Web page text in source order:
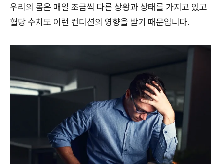
우리의 몸은 매일 조금씩 다른 상황과 상태를 가지고 있고
혈당 수치도 이런 컨디션의 영향을 받기 때문입니다.